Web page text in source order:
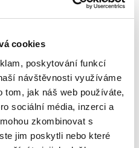
cookies
poskytování funkcí
návštěvnosti využíváme
tom, jak náš web používáte,
sociální média, inzerci a
zkombinovat s
jim poskytli nebo které
Marita Mayer